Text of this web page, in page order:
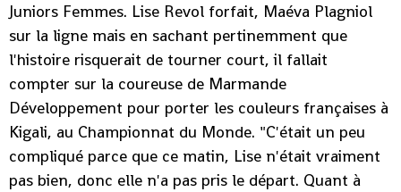
Juniors Femmes. Lise Revol forfait, Maéva Plagniol
sur la ligne mais en sachant pertinemment que
l'histoire risquerait de tourner court, il fallait
compter sur la coureuse de Marmande
Développement pour porter les couleurs françaises à
Kigali, au Championnat du Monde. "C'était un peu
compliqué parce que ce matin, Lise n'était vraiment
pas bien, donc elle n'a pas pris le départ. Quant à